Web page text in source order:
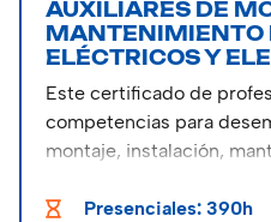
AUXILIARES DE
MANTENIMIENTO
ELÉCTRICOS Y
Este certificado de
competencias para
montaje, instalación,
Presenciales: 390h